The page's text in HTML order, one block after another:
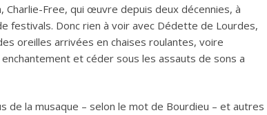
Free, qui œuvre depuis deux décennies, à
festivals. Donc rien à voir avec Dédette de Lourdes,
oreilles arrivées en chaises roulantes, voire
et céder sous les assauts de sons a
de la musaque – selon le mot de Bourdieu – et autres